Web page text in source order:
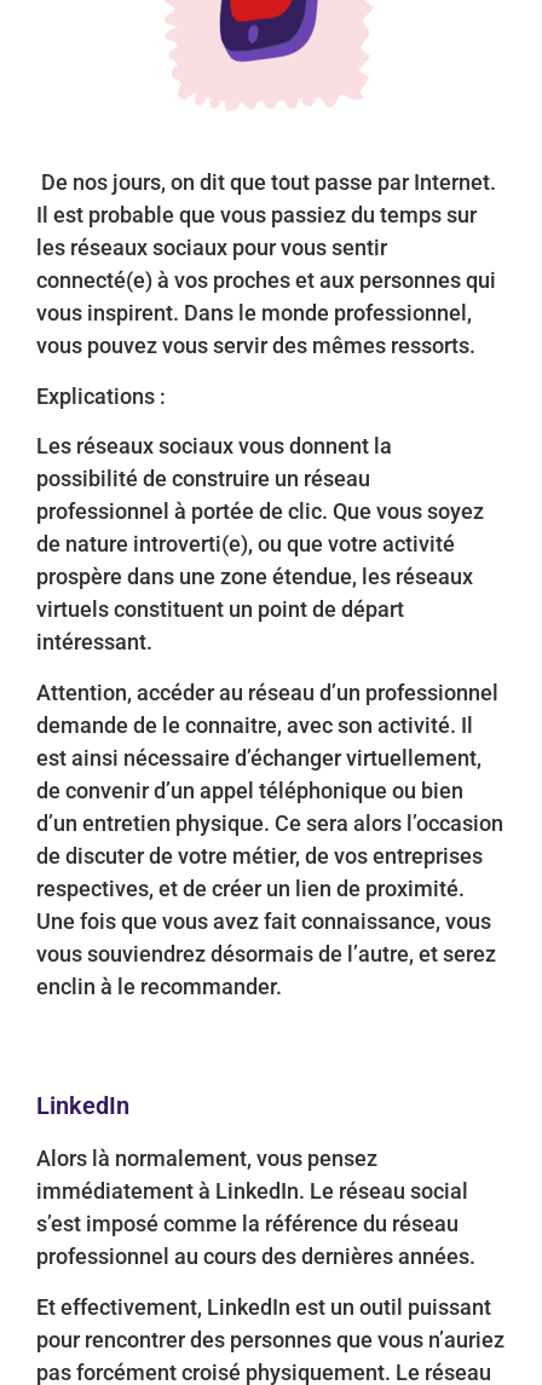
De nos jours, on dit que tout passe par Internet.
Il est probable que vous passiez du temps sur
les réseaux sociaux pour vous sentir
connecté(e) à vos proches et aux personnes qui
vous inspirent. Dans le monde professionnel,
vous pouvez vous servir des mêmes ressorts.
Explications :
Les réseaux sociaux vous donnent la
possibilité de construire un réseau
professionnel à portée de clic. Que vous soyez
de nature introverti(e), ou que votre activité
prospère dans une zone étendue, les réseaux
virtuels constituent un point de départ
intéressant.
Attention, accéder au réseau d’un professionnel
demande de le connaitre, avec son activité. Il
est ainsi nécessaire d’échanger virtuellement,
de convenir d’un appel téléphonique ou bien
d’un entretien physique. Ce sera alors l’occasion
de discuter de votre métier, de vos entreprises
respectives, et de créer un lien de proximité.
Une fois que vous avez fait connaissance, vous
vous souviendrez désormais de l’autre, et serez
enclin à le recommander.
LinkedIn
Alors là normalement, vous pensez
immédiatement à LinkedIn. Le réseau social
s’est imposé comme la référence du réseau
professionnel au cours des dernières années.
Et effectivement, LinkedIn est un outil puissant
pour rencontrer des personnes que vous n’auriez
pas forcément croisé physiquement. Le réseau